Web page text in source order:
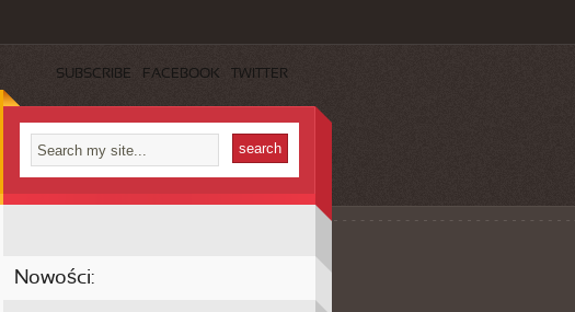
SUBSCRIBE FACEBOOK TWITTER
Nowości: